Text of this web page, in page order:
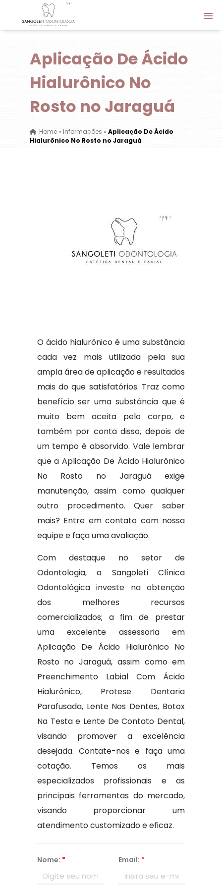
Aplicação De Ácido
Hialurônico No
Rosto no Jaraguá
Home» Informações » Aplicação De Ácido
Hialurônico No Rosto no Jaraguá
O ácido hialurônico é uma substância
cada vez mais utilizada pela sua
ampla área de aplicação e resultados
mais do que satisfatórios. Traz como
benefício ser uma substância que é
muito bem aceita pelo corpo, e
também por conta disso, depois de
um tempo é absorvido. Vale lembrar
que a Aplicação De Ácido Hialurônico
No Rosto no Jaraguá exige
manutenção, assim como qualquer
outro procedimento. Quer saber
mais? Entre em contato com nossa
equipe e faça uma avaliação.
Com destaque no setor de
Odontologia, a Sangoleti Clínica
Odontológica investe na obtenção
dos melhores recursos
comercializados; a fim de prestar
uma excelente assessoria em
Aplicação De Ácido Hialurônico No
Rosto no Jaraguá, assim como em
Preenchimento Labial Com Ácido
Hialurônico, Protese Dentaria
Parafusada, Lente Nos Dentes, Botox
Na Testa e Lente De Contato Dental,
visando promover a excelência
desejada. Contate-nos e faça uma
cotação. Temos os mais
especializados profissionais e as
principais ferramentas do mercado,
visando proporcionar um
atendimento customizado e eficaz.
Nome: * Email: *